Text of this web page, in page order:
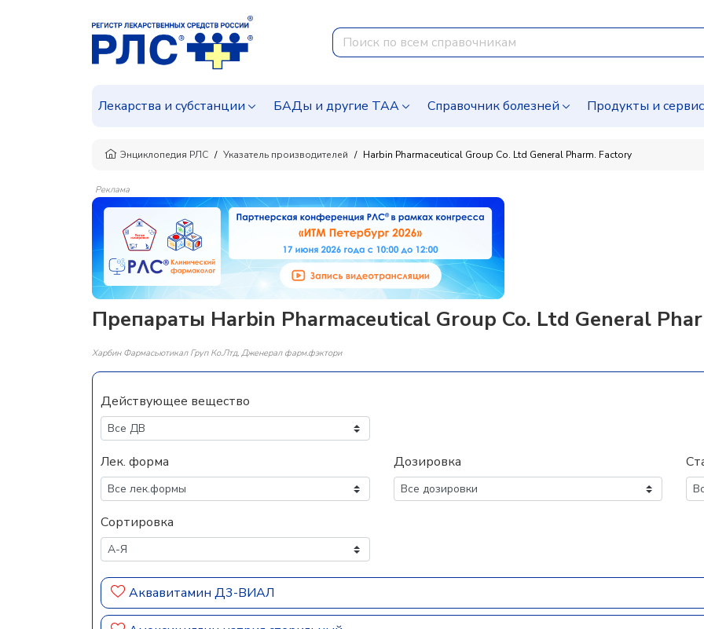
Лекарства и субстанции БАДы и другие ТАА Справочник болезней Продукты и
Энциклопедия РЛС Указатель производителей Harbin Pharmaceutical Group Co. Ltd General Pharm. Factory
Реклама
Препараты Harbin Pharmaceutical Group Co. Ltd General
Харбин Фармасьютикал Груп Ко.Лтд, Дженерал фарм.фэктори
Действующее вещество
Лек. форма Дозировка
Сортировка
Аквавитамин Д3-ВИАЛ